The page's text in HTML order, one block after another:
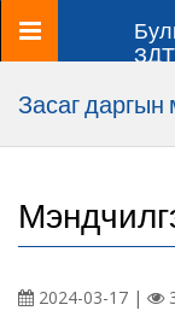
Цэс
Засаг даргын
2024-03-17 |